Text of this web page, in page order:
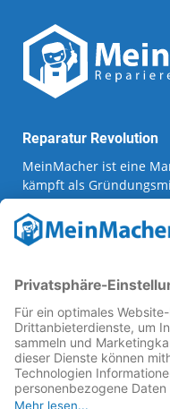
Reparatur Revolution
MeinMacher ist eine
kämpft als
Reparatur↗ für eine
Reparaturbedingungen:
reparieren lassen, für
Know-hows in
Weitere Informationen
Fachhändler finden
Über uns
FAQ - häufig gestellte